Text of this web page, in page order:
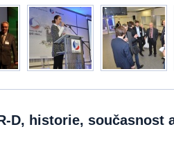
D, historie, současnost